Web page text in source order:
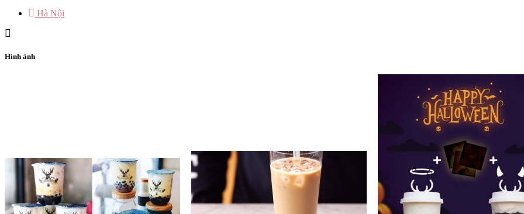
Hà Nội
Hình ảnh